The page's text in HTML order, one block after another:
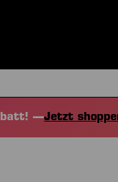
—Jetzt